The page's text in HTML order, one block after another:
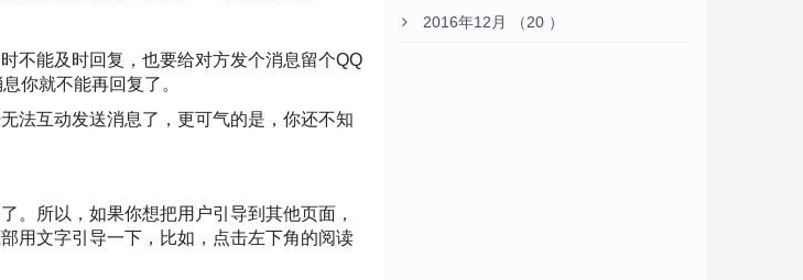
不能及时回复，也要给对方发个消息留个QQ
你就不能再回复了。
法互动发送消息了，更可气的是，你还不知
。所以，如果你想把用户引导到其他页面，
用文字引导一下，比如，点击左下角的阅读
2016年12月 （20 ）